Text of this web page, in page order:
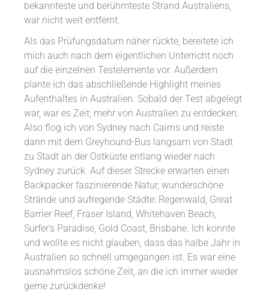
bekannteste und berühmteste Strand Australiens,
war nicht weit entfernt.
Als das Prüfungsdatum näher rückte, bereitete ich
mich auch nach dem eigentlichen Unterricht noch
auf die einzelnen Testelemente vor. Außerdem
plante ich das abschließende Highlight meines
Aufenthaltes in Australien. Sobald der Test abgelegt
war, war es Zeit, mehr von Australien zu entdecken.
Also flog ich von Sydney nach Cairns und reiste
dann mit dem Greyhound-Bus langsam von Stadt
zu Stadt an der Ostküste entlang wieder nach
Sydney zurück. Auf dieser Strecke erwarten einen
Backpacker faszinierende Natur, wunderschöne
Strände und aufregende Städte: Regenwald, Great
Barrier Reef, Fraser Island, Whitehaven Beach,
Surfer’s Paradise, Gold Coast, Brisbane. Ich konnte
und wollte es nicht glauben, dass das halbe Jahr in
Australien so schnell umgegangen ist. Es war eine
ausnahmslos schöne Zeit, an die ich immer wieder
gerne zurückdenke!